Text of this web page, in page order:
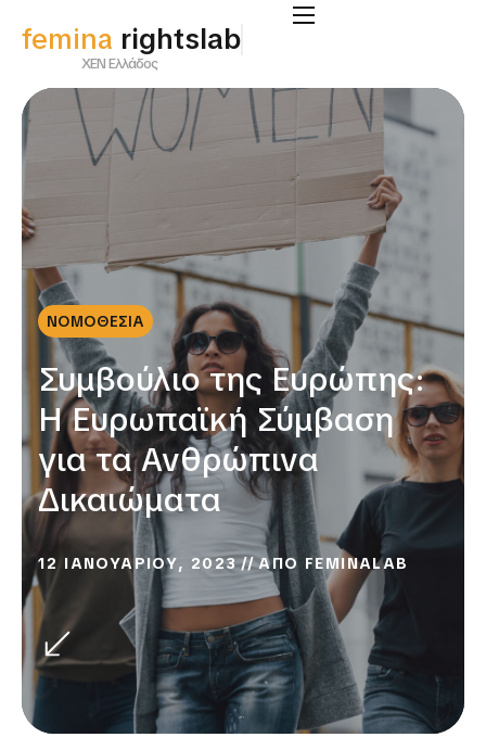
femina rightslab
ΧΕΝ Ελλάδος
ΝΟΜΟΘΕΣΙΑ
Συμβούλιο της Ευρώπης:
Η Ευρωπαϊκή Σύμβαση
για τα Ανθρώπινα
Δικαιώματα
12 ΙΑΝΟΥΑΡΙΟΥ, 2023 ΑΠΟ FEMINALAB